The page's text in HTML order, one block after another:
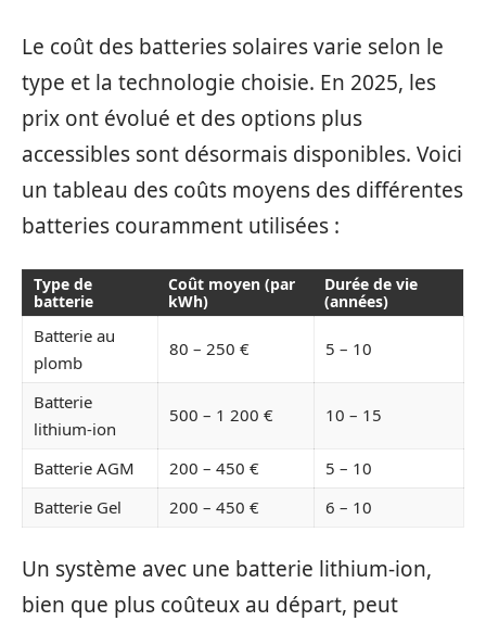
Le coût des batteries solaires varie selon le
type et la technologie choisie. En 2025, les
prix ont évolué et des options plus
accessibles sont désormais disponibles. Voici
un tableau des coûts moyens des différentes
batteries couramment utilisées :
Type de
batterie
Coût moyen (par
kWh)
Durée de vie
(années)
Batterie au
plomb
80 – 250 € 5 – 10
Batterie
lithium-ion
500 – 1 200 € 10 – 15
Batterie AGM 200 – 450 €
5 – 10
Batterie Gel
200 – 450 € 6 – 10
Un système avec une batterie lithium-ion,
bien que plus coûteux au départ, peut